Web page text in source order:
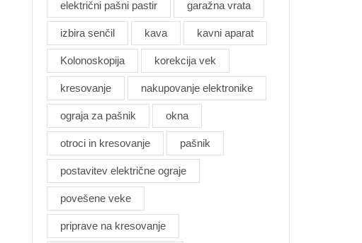
električni pašni pastir garažna vrata
izbira senčil kava kavni aparat
Kolonoskopija korekcija vek
kresovanje nakupovanje elektronike
ograja za pašnik okna
otroci in kresovanje pašnik
postavitev električne ograje
povešene veke
priprave na kresovanje